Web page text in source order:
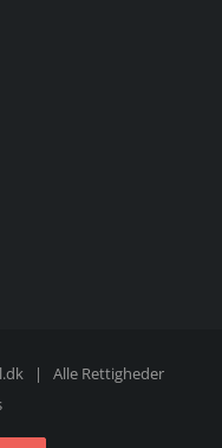
| Alle Rettigheder